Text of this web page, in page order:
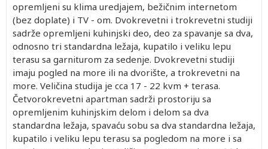
opremljeni su klima uredjajem, bežičnim internetom
(bez doplate) i TV - om. Dvokrevetni i trokrevetni studiji
sadrže opremljeni kuhinjski deo, deo za spavanje sa dva,
odnosno tri standardna ležaja, kupatilo i veliku lepu
terasu sa garniturom za sedenje. Dvokrevetni studiji
imaju pogled na more ili na dvorište, a trokrevetni na
more. Veličina studija je cca 17 - 22 kvm + terasa.
Četvorokrevetni apartman sadrži prostoriju sa
opremljenim kuhinjskim delom i delom sa dva
standardna ležaja, spavaću sobu sa dva standardna ležaja,
kupatilo i veliku lepu terasu sa pogledom na more i sa